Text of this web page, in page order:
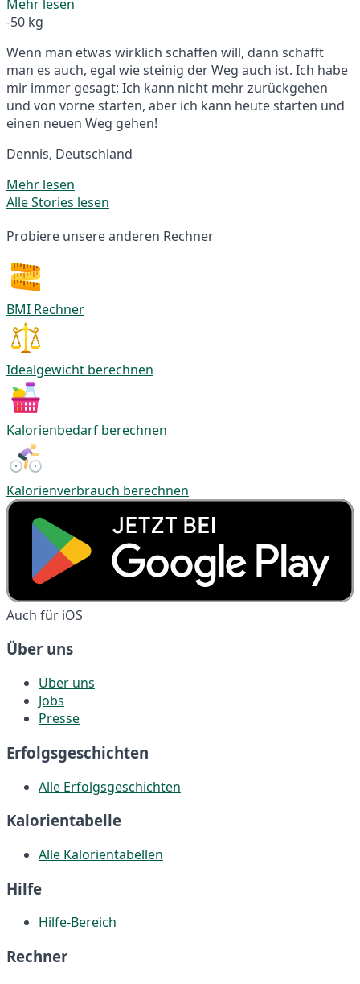
Mehr lesen
-50 kg
Wenn man etwas wirklich schaffen will, dann schafft
man es auch, egal wie steinig der Weg auch ist. Ich habe
mir immer gesagt: Ich kann nicht mehr zurückgehen
und von vorne starten, aber ich kann heute starten und
einen neuen Weg gehen!
Dennis, Deutschland
Mehr lesen
Alle Stories lesen
Probiere unsere anderen Rechner
BMI Rechner
Idealgewicht berechnen
Kalorienbedarf berechnen
Kalorienverbrauch berechnen
Auch für iOS
Über uns
Über uns
Jobs
Presse
Erfolgsgeschichten
Alle Erfolgsgeschichten
Kalorientabelle
Alle Kalorientabellen
Hilfe
Hilfe-Bereich
Rechner